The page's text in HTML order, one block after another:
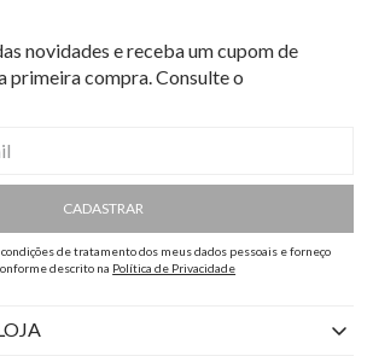
novidades e receba um cupom de
primeira compra. Consulte o
CADASTRAR
de tratamento dos meus dados pessoais e forneço
descrito na Política de Privacidade